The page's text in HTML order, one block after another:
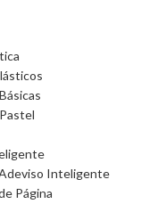
Inteligente
Página